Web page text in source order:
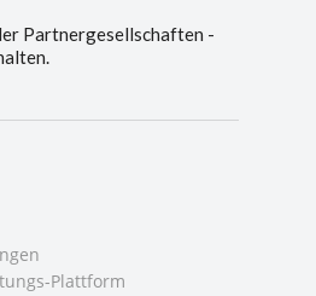
Partnergesellschaften -
Plattform